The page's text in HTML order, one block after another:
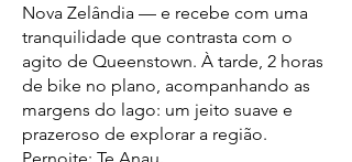
Nova Zelândia — e recebe com uma
tranquilidade que contrasta com o
agito de Queenstown. À tarde, 2 horas
de bike no plano, acompanhando as
margens do lago: um jeito suave e
prazeroso de explorar a região.